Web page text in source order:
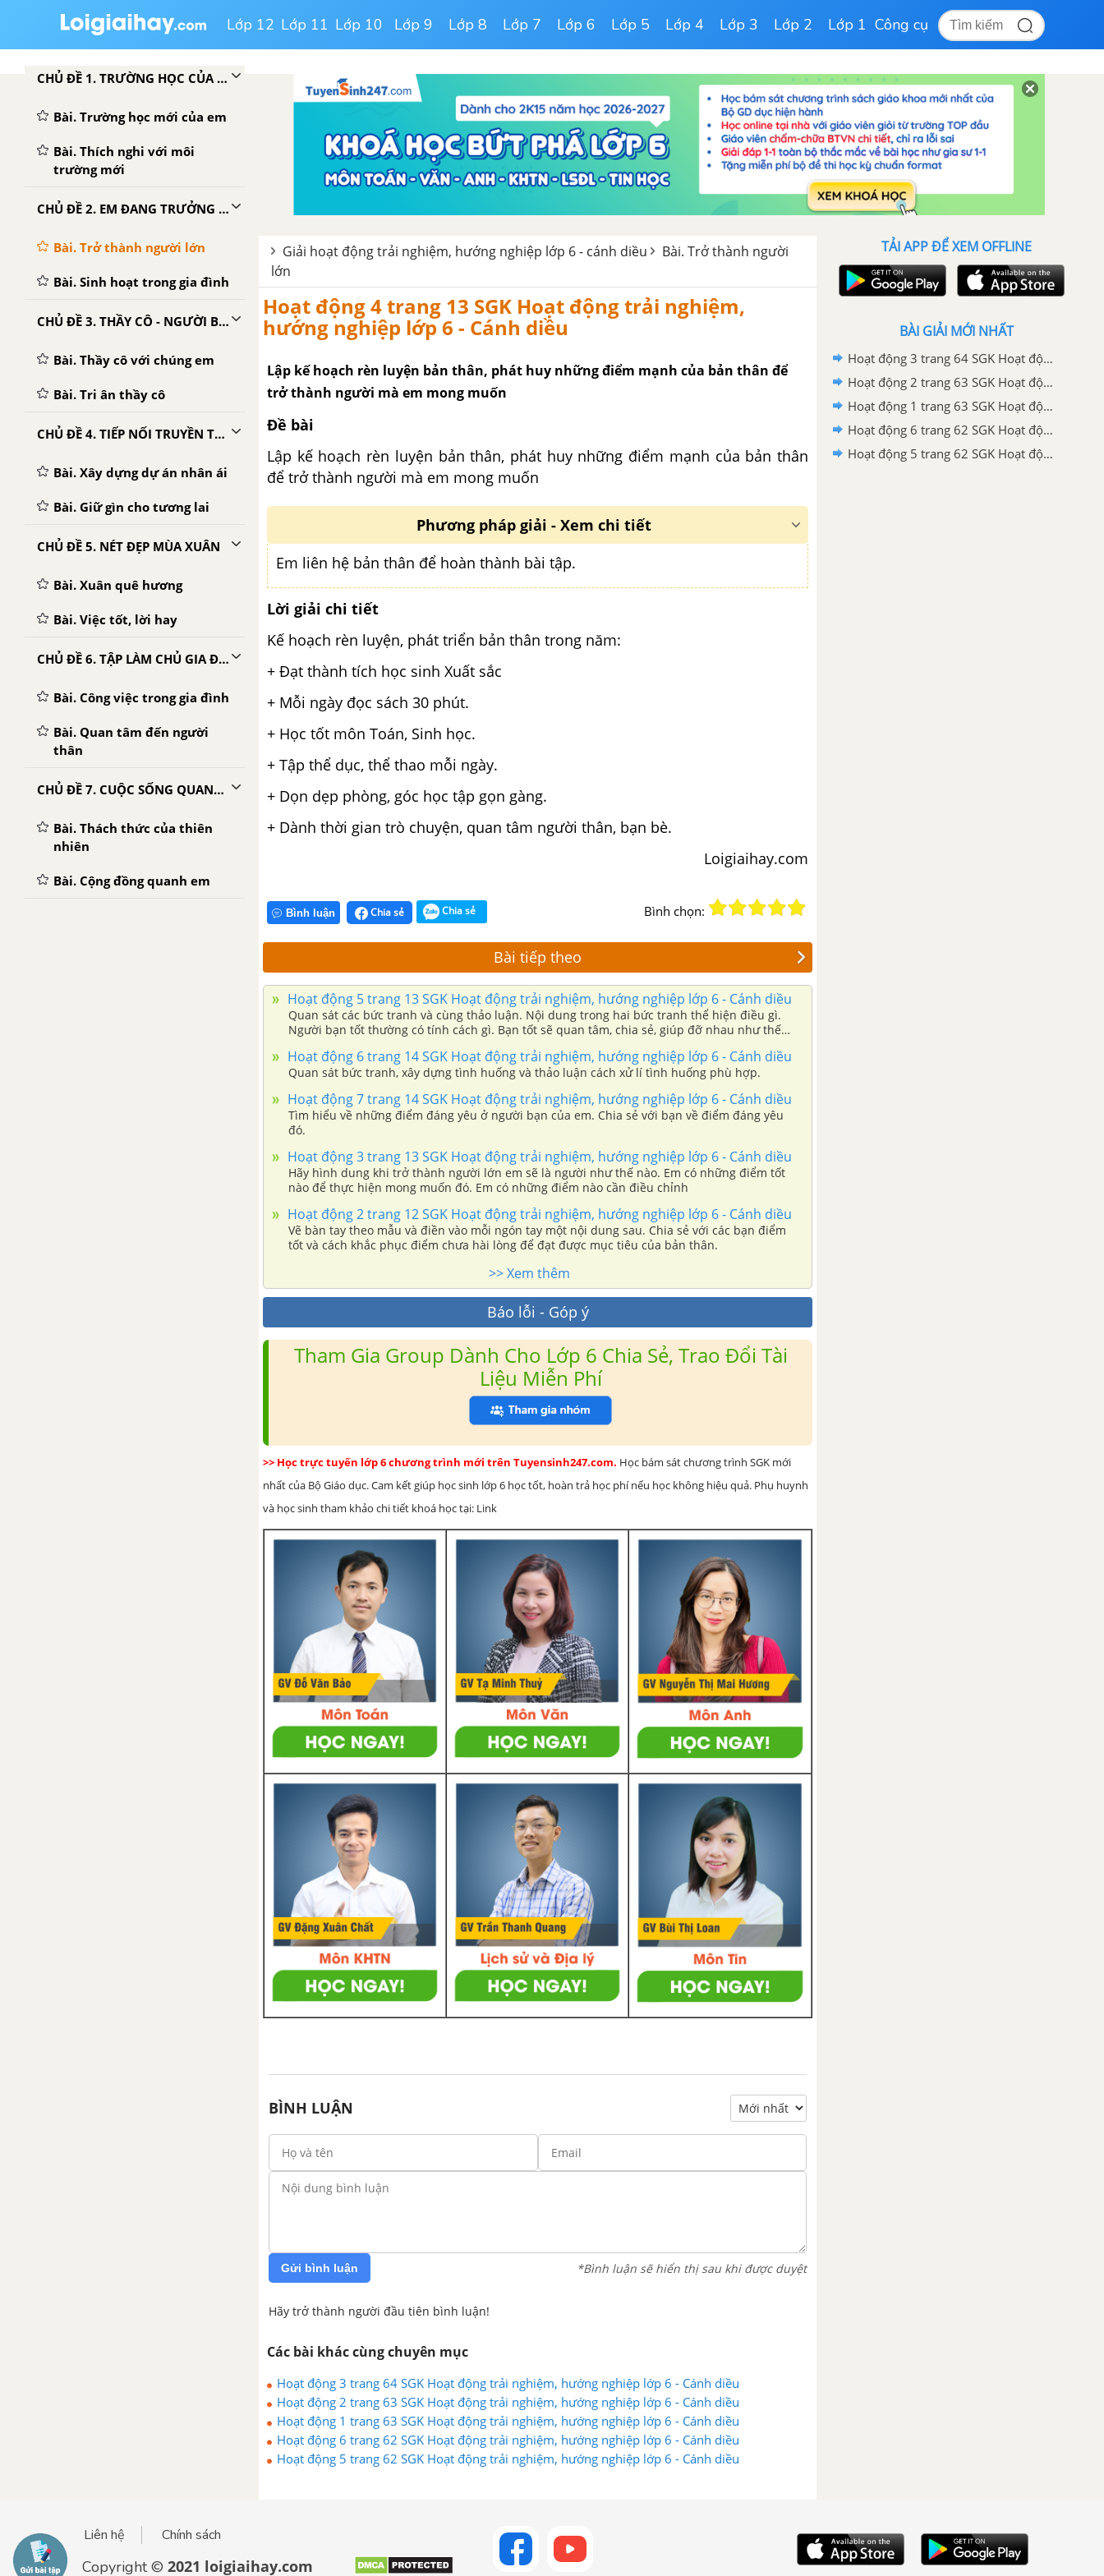
Lớp 12 Lớp 11 Lớp 10 Lớp 9 Lớp 8 Lớp 7 Lớp 6 Lớp 5 Lớp 4 Lớp 3 Lớp 2 Lớp 1 Công cụ
CHỦ ĐỀ 1. TRƯỜNG HỌC CỦA EM
Bài. Trường học mới của em
Bài. Thích nghi với môi
trường mới
CHỦ ĐỀ 2. EM ĐANG TRƯỞNG THÀNH
Bài. Trở thành người lớn
Bài. Sinh hoạt trong gia đình
CHỦ ĐỀ 3. THẦY CÔ - NGƯỜI BẠN ĐỒNG HÀNH
Bài. Thầy cô với chúng em
Bài. Tri ân thầy cô
CHỦ ĐỀ 4. TIẾP NỐI TRUYỀN THỐNG QUÊ HƯƠNG
Bài. Xây dựng dự án nhân ái
Bài. Giữ gìn cho tương lai
CHỦ ĐỀ 5. NÉT ĐẸP MÙA XUÂN
Bài. Xuân quê hương
Bài. Việc tốt, lời hay
CHỦ ĐỀ 6. TẬP LÀM CHỦ GIA ĐÌNH
Bài. Công việc trong gia đình
Bài. Quan tâm đến người
thân
CHỦ ĐỀ 7. CUỘC SỐNG QUANH TA
Bài. Thách thức của thiên
nhiên
Bài. Cộng đồng quanh em
Giải hoạt động trải nghiệm, hướng nghiệp lớp 6 - cánh diều
Bài. Trở thành người
lớn
Hoạt động 4 trang 13 SGK Hoạt động trải nghiệm,
hướng nghiệp lớp 6 - Cánh diều
Lập kế hoạch rèn luyện bản thân, phát huy những điểm mạnh của bản thân để
trở thành người mà em mong muốn
Đề bài
Lập kế hoạch rèn luyện bản thân, phát huy những điểm mạnh của bản thân
để trở thành người mà em mong muốn
Phương pháp giải - Xem chi tiết
Em liên hệ bản thân để hoàn thành bài tập.
Lời giải chi tiết
Kế hoạch rèn luyện, phát triển bản thân trong năm:
+ Đạt thành tích học sinh Xuất sắc
+ Mỗi ngày đọc sách 30 phút.
+ Học tốt môn Toán, Sinh học.
+ Tập thể dục, thể thao mỗi ngày.
+ Dọn dẹp phòng, góc học tập gọn gàng.
+ Dành thời gian trò chuyện, quan tâm người thân, bạn bè.
Loigiaihay.com
Bình luận Chia sẻ Chia sẻ Bình chọn:
Bài tiếp theo
Hoạt động 5 trang 13 SGK Hoạt động trải nghiệm, hướng nghiệp lớp 6 - Cánh diều
Quan sát các bức tranh và cùng thảo luận. Nội dung trong hai bức tranh thể hiện điều gì.
Người bạn tốt thường có tính cách gì. Bạn tốt sẽ quan tâm, chia sẻ, giúp đỡ nhau như thế
Hoạt động 6 trang 14 SGK Hoạt động trải nghiệm, hướng nghiệp lớp 6 - Cánh diều
Quan sát bức tranh, xây dựng tình huống và thảo luận cách xử lí tình huống phù hợp.
Hoạt động 7 trang 14 SGK Hoạt động trải nghiệm, hướng nghiệp lớp 6 - Cánh diều
Tìm hiểu về những điểm đáng yêu ở người bạn của em. Chia sẻ với bạn về điểm đáng yêu
đó.
Hoạt động 3 trang 13 SGK Hoạt động trải nghiệm, hướng nghiệp lớp 6 - Cánh diều
Hãy hình dung khi trở thành người lớn em sẽ là người như thế nào. Em có những điểm tốt
nào để thực hiện mong muốn đó. Em có những điểm nào cần điều chỉnh
Hoạt động 2 trang 12 SGK Hoạt động trải nghiệm, hướng nghiệp lớp 6 - Cánh diều
Vẽ bàn tay theo mẫu và điền vào mỗi ngón tay một nội dung sau. Chia sẻ với các bạn điểm
tốt và cách khắc phục điểm chưa hài lòng để đạt được mục tiêu của bản thân.
>> Xem thêm
Báo lỗi - Góp ý
Tham Gia Group Dành Cho Lớp 6 Chia Sẻ, Trao Đổi Tài
Liệu Miễn Phí
>> Học trực tuyến lớp 6 chương trình mới trên Tuyensinh247.com. Học bám sát chương trình SGK mới
nhất của Bộ Giáo dục. Cam kết giúp học sinh lớp 6 học tốt, hoàn trả học phí nếu học không hiệu quả. Phụ huynh
và học sinh tham khảo chi tiết khoá học tại: Link
BÌNH LUẬN
Gửi bình luận *Bình luận sẽ hiển thị sau khi được duyệt
Hãy trở thành người đầu tiên bình luận!
Các bài khác cùng chuyên mục
Hoạt động 3 trang 64 SGK Hoạt động trải nghiệm, hướng nghiệp lớp 6 - Cánh diều
Hoạt động 2 trang 63 SGK Hoạt động trải nghiệm, hướng nghiệp lớp 6 - Cánh diều
Hoạt động 1 trang 63 SGK Hoạt động trải nghiệm, hướng nghiệp lớp 6 - Cánh diều
Hoạt động 6 trang 62 SGK Hoạt động trải nghiệm, hướng nghiệp lớp 6 - Cánh diều
Hoạt động 5 trang 62 SGK Hoạt động trải nghiệm, hướng nghiệp lớp 6 - Cánh diều
TẢI APP ĐỂ XEM OFFLINE
BÀI GIẢI MỚI NHẤT
Hoạt động 3 trang 64 SGK Hoạt động trải nghiệm, hướng nghiệp lớp 6 - Cánh diều
Hoạt động 2 trang 63 SGK Hoạt động trải nghiệm, hướng nghiệp lớp 6 - Cánh diều
Hoạt động 1 trang 63 SGK Hoạt động trải nghiệm, hướng nghiệp lớp 6 - Cánh diều
Hoạt động 6 trang 62 SGK Hoạt động trải nghiệm, hướng nghiệp lớp 6 - Cánh diều
Hoạt động 5 trang 62 SGK Hoạt động trải nghiệm, hướng nghiệp lớp 6 - Cánh diều
Liên hệ Chính sách
Copyright © 2021 loigiaihay.com